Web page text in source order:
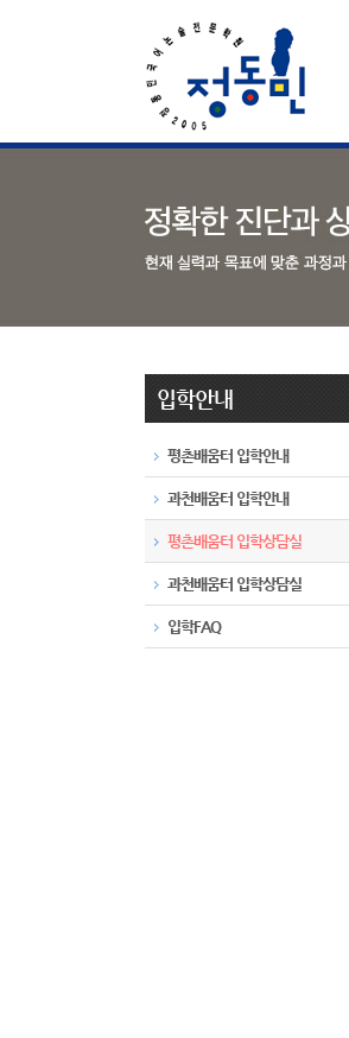
입학안내
평촌배움터 입학안내
과천배움터 입학안내
평촌배움터 입학상담실
과천배움터 입학상담실
입학FAQ